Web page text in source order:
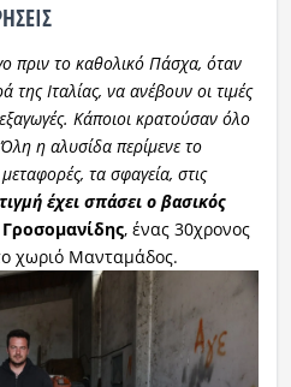
πριν το καθολικό Πάσχα, όταν
της Ιταλίας, να ανέβουν οι τιμές
Κάποιοι κρατούσαν όλο
η αλυσίδα περίμενε το
τα σφαγεία, στις
έχει σπάσει ο βασικός
, ένας 30χρονος
χωριό Μανταμάδος.